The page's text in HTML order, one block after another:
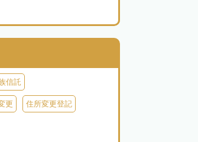
信託
更 住所変更登記